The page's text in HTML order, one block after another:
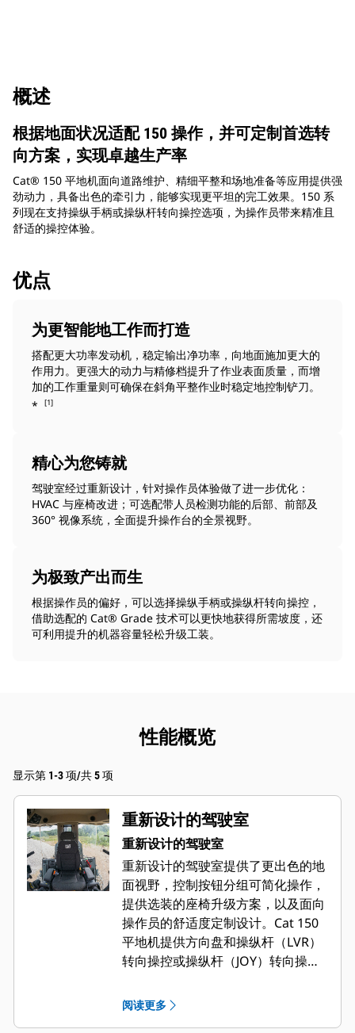
概述
根据地面状况适配 150 操作，并可定制首选转
向方案，实现卓越生产率
Cat® 150 平地机面向道路维护、精细平整和场地准备等应用提供强
劲动力，具备出色的牵引力，能够实现更平坦的完工效果。150 系
列现在支持操纵手柄或操纵杆转向操控选项，为操作员带来精准且
舒适的操控体验。
优点
为更智能地工作而打造
搭配更大功率发动机，稳定输出净功率，向地面施加更大的
作用力。更强大的动力与精修档提升了作业表面质量，而增
加的工作重量则可确保在斜角平整作业时稳定地控制铲刀。
*
[1]
精心为您铸就
驾驶室经过重新设计，针对操作员体验做了进一步优化：
HVAC 与座椅改进；可选配带人员检测功能的后部、前部及
360° 视像系统，全面提升操作台的全景视野。
为极致产出而生
根据操作员的偏好，可以选择操纵手柄或操纵杆转向操控，
借助选配的 Cat® Grade 技术可以更快地获得所需坡度，还
可利用提升的机器容量轻松升级工装。
性能概览
显示第 1-3 项/共 5 项
重新设计的驾驶室
重新设计的驾驶室
重新设计的驾驶室提供了更出色的地
面视野，控制按钮分组可简化操作，
提供选装的座椅升级方案，以及面向
操作员的舒适度定制设计。Cat 150
平地机提供方向盘和操纵杆（LVR）
转向操控或操纵杆（JOY）转向操
阅读更多